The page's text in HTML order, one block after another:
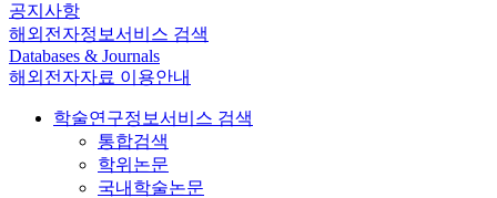
공지사항
해외전자정보서비스 검색
Databases & Journals
해외전자자료 이용안내
학술연구정보서비스 검색
통합검색
학위논문
국내학술논문